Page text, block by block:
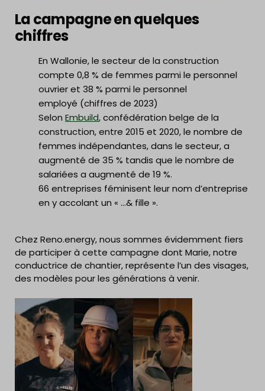
La campagne en quelques
chiffres
En Wallonie, le secteur de la construction
compte 0,8 % de femmes parmi le personnel
ouvrier et 38 % parmi le personnel
employé (chiffres de 2023)
Selon Embuild, confédération belge de la
construction, entre 2015 et 2020, le nombre de
femmes indépendantes, dans le secteur, a
augmenté de 35 % tandis que le nombre de
salariées a augmenté de 19 %.
66 entreprises féminisent leur nom d’entreprise
en y accolant un « …& fille ».
Chez Reno.energy, nous sommes évidemment fiers
de participer à cette campagne dont Marie, notre
conductrice de chantier, représente l’un des visages,
des modèles pour les générations à venir.